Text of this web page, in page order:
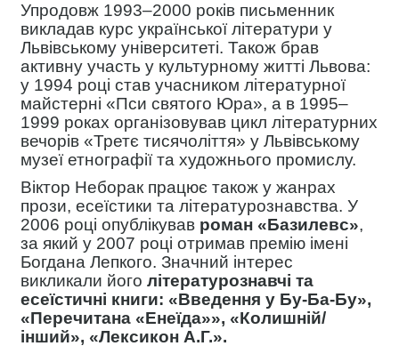
Упродовж 1993–2000 років письменник
викладав курс української літератури у
Львівському університеті. Також брав
активну участь у культурному житті Львова:
у 1994 році став учасником літературної
майстерні «Пси святого Юра», а в 1995–
1999 роках організовував цикл літературних
вечорів «Третє тисячоліття» у Львівському
музеї етнографії та художнього промислу.
Віктор Неборак працює також у жанрах
прози, есеїстики та літературознавства. У
2006 році опублікував роман «Базилевс»,
за який у 2007 році отримав премію імені
Богдана Лепкого. Значний інтерес
викликали йоголітературознавчі та
есеїстичні книги: «Введення у Бу-Ба-Бу»,
«Перечитана «Енеїда»», «Колишній/
інший», «Лексикон А.Г.».